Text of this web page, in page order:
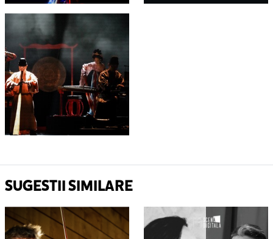
SUGESTII SIMILARE